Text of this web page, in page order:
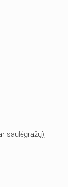
saulėgrąžų);